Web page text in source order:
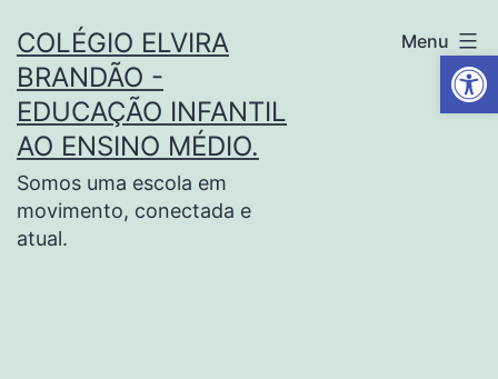
Barra de
COLÉGIO ELVIRA
BRANDÃO -
EDUCAÇÃO INFANTIL
AO ENSINO MÉDIO.
Somos uma escola em
movimento, conectada e
atual.
Menu